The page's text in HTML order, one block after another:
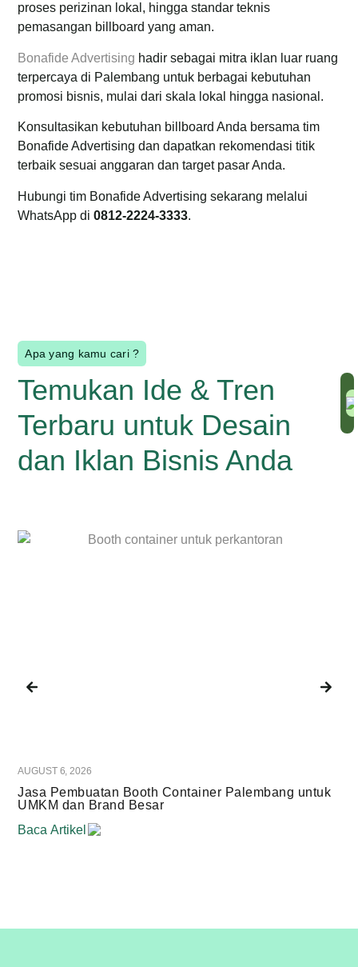
proses perizinan lokal, hingga standar teknis
pemasangan billboard yang aman.
Bonafide Advertising hadir sebagai mitra iklan luar ruang
terpercaya di Palembang untuk berbagai kebutuhan
promosi bisnis, mulai dari skala lokal hingga nasional.
Konsultasikan kebutuhan billboard Anda bersama tim
Bonafide Advertising dan dapatkan rekomendasi titik
terbaik sesuai anggaran dan target pasar Anda.
Hubungi tim Bonafide Advertising sekarang melalui
WhatsApp di0812-2224-3333.
Apa yang kamu cari ?
Temukan Ide & Tren
Terbaru untuk Desain
dan Iklan Bisnis Anda
AUGUST 6, 2026
Jasa Pembuatan Booth Container Palembang untuk
UMKM dan Brand Besar
Baca Artikel